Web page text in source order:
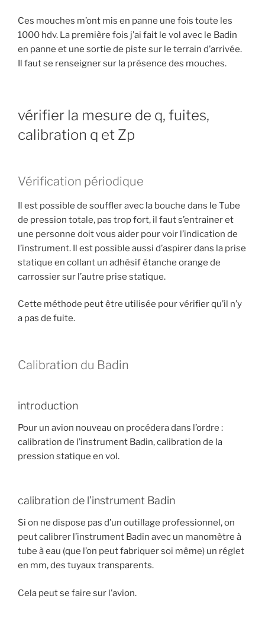
Ces mouches m’ont mis en panne une fois toute les
1000 hdv. La première fois j’ai fait le vol avec le Badin
en panne et une sortie de piste sur le terrain d’arrivée.
Il faut se renseigner sur la présence des mouches.
vérifier la mesure de q, fuites,
calibration q et Zp
Vérification périodique
Il est possible de souffler avec la bouche dans le Tube
de pression totale, pas trop fort, il faut s’entrainer et
une personne doit vous aider pour voir l’indication de
l’instrument. Il est possible aussi d’aspirer dans la prise
statique en collant un adhésif étanche orange de
carrossier sur l’autre prise statique.
Cette méthode peut être utilisée pour vérifier qu’il n’y
a pas de fuite.
Calibration du Badin
introduction
Pour un avion nouveau on procédera dans l’ordre :
calibration de l’instrument Badin, calibration de la
pression statique en vol.
calibration de l’instrument Badin
Si on ne dispose pas d’un outillage professionnel, on
peut calibrer l’instrument Badin avec un manomètre à
tube à eau (que l’on peut fabriquer soi même) un réglet
en mm, des tuyaux transparents.
Cela peut se faire sur l’avion.